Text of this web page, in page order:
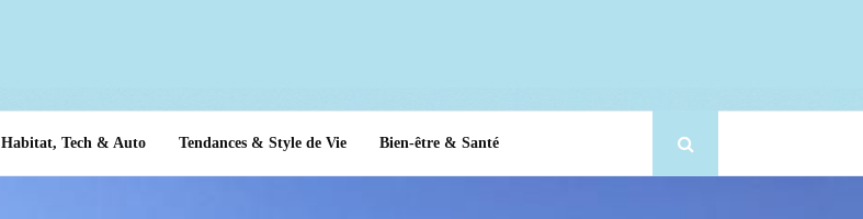
Habitat, Tech & Auto Tendances & Style de Vie Bien-être & Santé